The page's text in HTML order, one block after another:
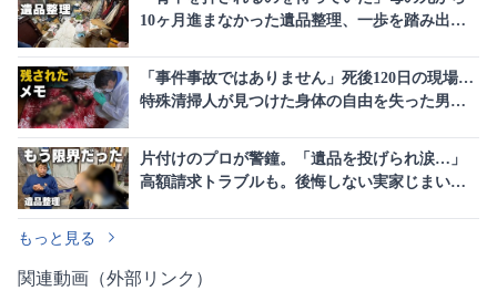
10ヶ月進まなかった遺品整理、一歩を踏み出し
「事件事故ではありません」死後120日の現場…
特殊清掃人が見つけた身体の自由を失った男性
片付けのプロが警鐘。「遺品を投げられ涙…」
高額請求トラブルも。後悔しない実家じまいの
もっと見る
関連動画（外部リンク）